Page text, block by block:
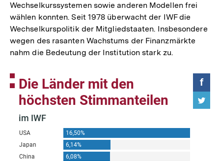
Wechselkurssystemen sowie anderen Modellen frei
wählen konnten. Seit 1978 überwacht der IWF die
Wechselkurspolitik der Mitgliedstaaten. Insbesondere
wegen des rasanten Wachstums der Finanzmärkte
nahm die Bedeutung der Institution stark zu.